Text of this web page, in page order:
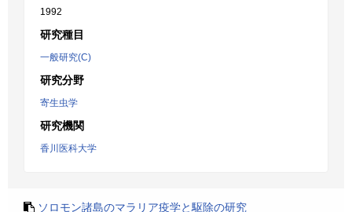
1992
研究種目
一般研究(C)
研究分野
寄生虫学
研究機関
香川医科大学
ソロモン諸島のマラリア疫学と駆除の研究